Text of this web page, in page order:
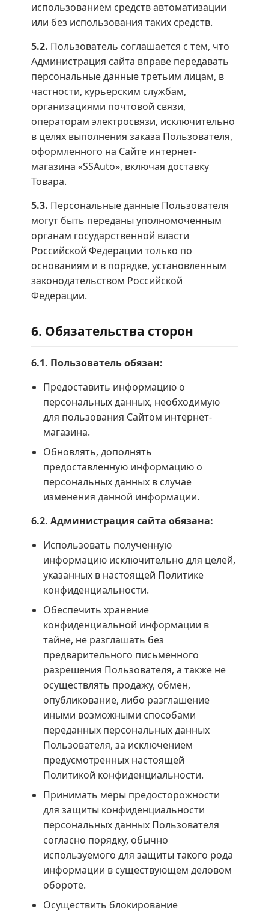
использованием средств автоматизации
или без использования таких средств.
5.2. Пользователь соглашается с тем, что
Администрация сайта вправе передавать
персональные данные третьим лицам, в
частности, курьерским службам,
организациями почтовой связи,
операторам электросвязи, исключительно
в целях выполнения заказа Пользователя,
оформленного на Сайте интернет-
магазина «SSAuto», включая доставку
Товара.
5.3. Персональные данные Пользователя
могут быть переданы уполномоченным
органам государственной власти
Российской Федерации только по
основаниям и в порядке, установленным
законодательством Российской
Федерации.
6. Обязательства сторон
6.1. Пользователь обязан:
Предоставить информацию о
персональных данных, необходимую
для пользования Сайтом интернет-
магазина.
Обновлять, дополнять
предоставленную информацию о
персональных данных в случае
изменения данной информации.
6.2. Администрация сайта обязана:
Использовать полученную
информацию исключительно для целей,
указанных в настоящей Политике
конфиденциальности.
Обеспечить хранение
конфиденциальной информации в
тайне, не разглашать без
предварительного письменного
разрешения Пользователя, а также не
осуществлять продажу, обмен,
опубликование, либо разглашение
иными возможными способами
переданных персональных данных
Пользователя, за исключением
предусмотренных настоящей
Политикой конфиденциальности.
Принимать меры предосторожности
для защиты конфиденциальности
персональных данных Пользователя
согласно порядку, обычно
используемого для защиты такого рода
информации в существующем деловом
обороте.
Осуществить блокирование